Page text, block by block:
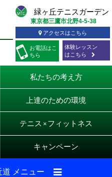
お電話はこ
ちら
東京都三鷹市北野4-5-38
アクセスはこちら
体験レッスン
はこちら
私たちの考え方
上達のための環境
テニス × フィットネス
キャンペーン
道 メニュー